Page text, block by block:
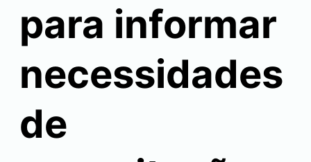
para informar
necessidades
de